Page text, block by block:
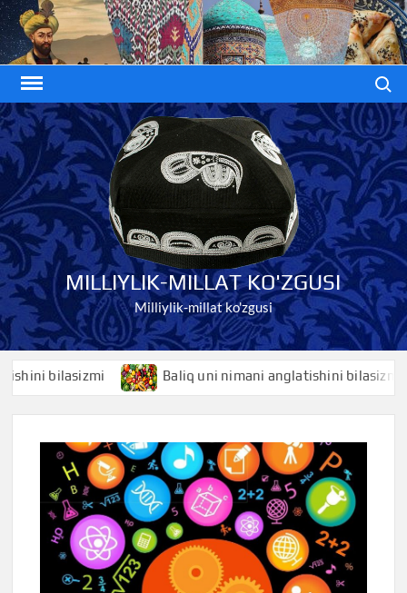
Skip
to
content
MILLIYLIK-MILLAT KO'ZGUSI
Milliylik-millat ko'zgusi
bilasizmi Baliq uni nimani anglatishini bilasizmi